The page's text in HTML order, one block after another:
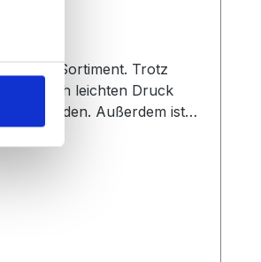
Sortiment. Trotz
durch leichten Druck
verwenden. Außerdem ist